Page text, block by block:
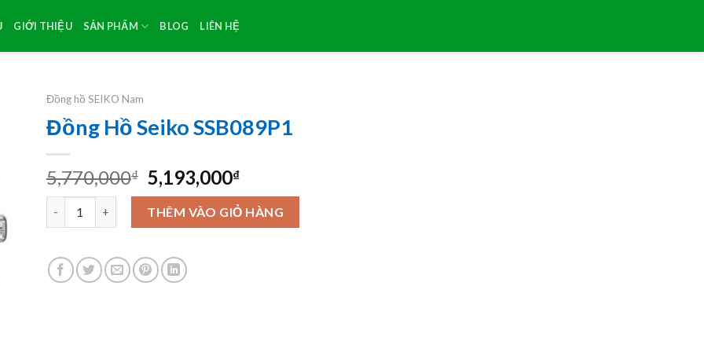
GIỚI THIỆU SẢN PHẨM BLOG LIÊN HỆ
Đồng hồ SEIKO Nam
Đồng Hồ Seiko SSB089P1
5,770,000₫ Original
price
was:
5,770,000₫.
5,193,000₫Current
price
is:
5,193,000₫.
Đồng Hồ Seiko SSB089P1 số lượng
THÊM VÀO GIỎ HÀNG